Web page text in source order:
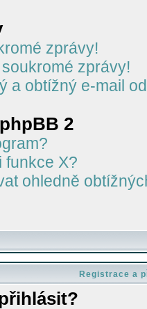
zprávy!
zprávy!
a obtížný e-mail
2
funkce X?
ohledně
Registrace a